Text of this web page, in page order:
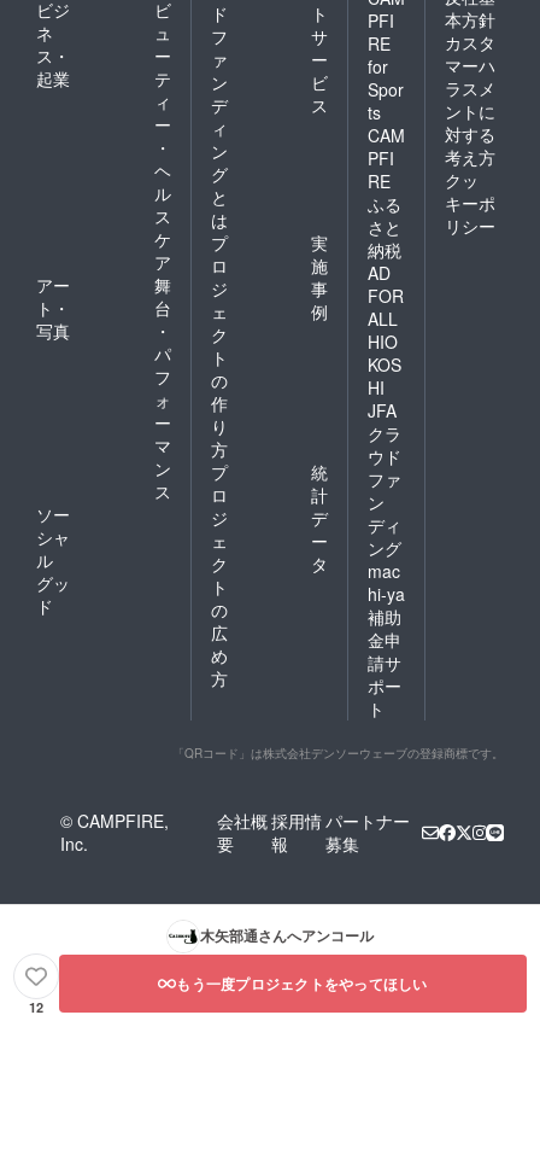
ビジ
ネ
ス・
起業
ビ
ュ
ー
テ
ィ
ー
・
ヘ
ル
ス
ケ
ア
アー
ト・
写真
舞
台
・
パ
フ
ォ
ー
マ
ン
ス
ソー
シャ
ル
グッ
ド
ド
フ
ァ
ン
デ
ィ
ン
グ
と
は
ト
サ
ー
ビ
ス
プ
ロ
ジ
ェ
ク
ト
の
作
り
方
実
施
事
例
プ
ロ
ジ
ェ
ク
ト
の
広
め
方
統
計
デ
ー
タ
PFI
RE
for
Spor
ts
CAM
PFI
RE
ふる
さと
納税
AD
FOR
ALL
HIO
KOS
HI
JFA
クラ
ウド
ファ
ン
ディ
ング
mac
hi-ya
補助
金申
請サ
ポー
ト
本方針
カスタ
マーハ
ラスメ
ントに
対する
考え方
クッ
キーポ
リシー
「QRコード」は株式会社デンソーウェーブの登録商標です。
© CAMPFIRE,
Inc.
会社概
要
採用情
報
パートナー
募集
木矢部通さんへアンコール
12
もう一度プロジェクトをやってほしい